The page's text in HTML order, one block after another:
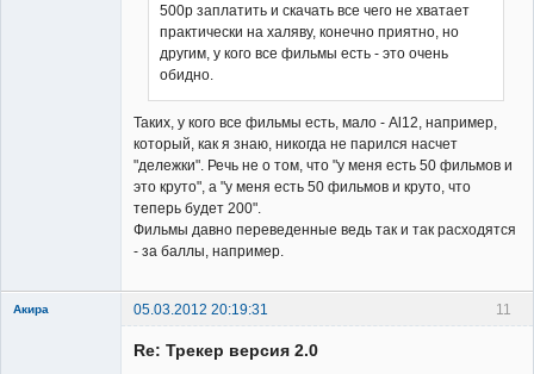
500р заплатить и скачать все чего не хватает
практически на халяву, конечно приятно, но
другим, у кого все фильмы есть - это очень
обидно.
Таких, у кого все фильмы есть, мало - Al12, например,
который, как я знаю, никогда не парился насчет
"дележки". Речь не о том, что "у меня есть 50 фильмов и
это круто", а "у меня есть 50 фильмов и круто, что
теперь будет 200".
Фильмы давно переведенные ведь так и так расходятся
- за баллы, например.
11
Акира 05.03.2012 20:19:31
Re: Трекер версия 2.0